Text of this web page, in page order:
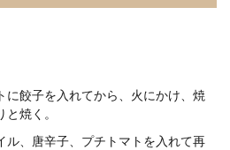
に餃子を入れてから、火にかけ、焼
焼く。
ル、唐辛子、プチトマトを入れて再